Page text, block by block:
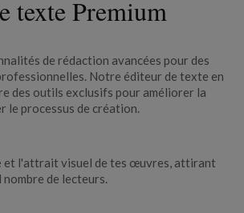
texte Premium
de rédaction avancées pour des
Notre éditeur de texte en
des outils exclusifs pour améliorer la
le processus de création.
et l'attrait visuel de tes œuvres, attirant
nombre de lecteurs.